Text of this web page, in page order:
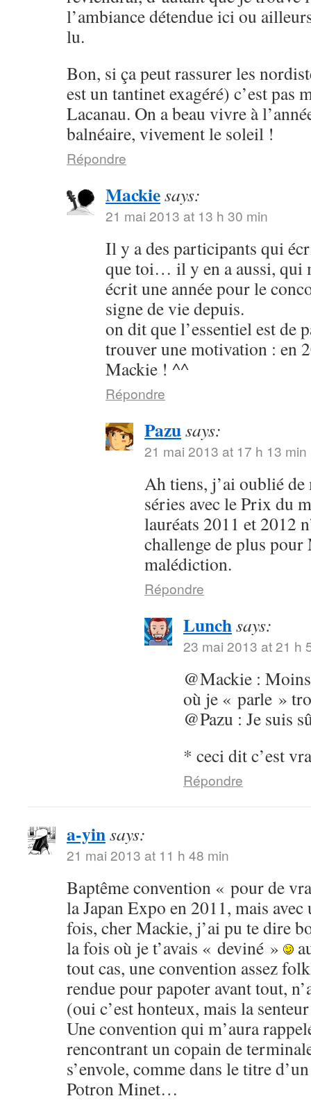
l’ambiance détendue ici ou
lu.
Bon, si ça peut rassurer les
est un tantinet exagéré) c’est pas
Lacanau. On a beau vivre à
balnéaire, vivement le soleil !
Répondre
Mackiesays:
21 mai 2013 at 13 h 30 min
Il y a des participants qui
que toi… il y en a aussi, qui
écrit une année pour le
signe de vie depuis.
on dit que l’essentiel est de
trouver une motivation : en
Mackie ! ^^
Répondre
Pazusays:
21 mai 2013 at 17 h 13 min
Ah tiens, j’ai oublié
séries avec le Prix du
lauréats 2011 et 2012
challenge de plus
malédiction.
Répondre
Lunchsays:
23 mai 2013 at 21 h
@Mackie :
où je « parle »
@Pazu : Je suis
* ceci dit c’est
Répondre
a-yinsays:
21 mai 2013 at 11 h 48 min
Baptême convention « pour de
la Japan Expo en 2011, mais avec
fois, cher Mackie, j’ai pu te dire
la fois où je t’avais « deviné »
tout cas, une convention assez
rendue pour papoter avant tout,
(oui c’est honteux, mais la
Une convention qui m’aura
rencontrant un copain de
s’envole, comme dans le titre
Potron Minet…